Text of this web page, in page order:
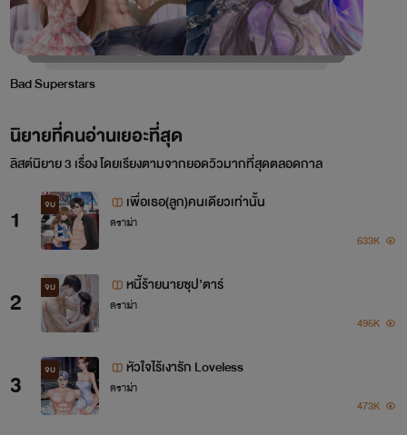
Bad Superstars
นิยายที่คนอ่านเยอะที่สุด
ลิสต์นิยาย 3 เรื่อง โดยเรียงตามจากยอดวิวมากที่สุดตลอดกาล
1 จบ เพื่อเธอ(ลูก)คนเดียวเท่านั้น
ดราม่า
633K
2 จบ หนี้ร้ายนายซุป’ตาร์
ดราม่า
495K
3 จบ หัวใจไร้เงารัก Loveless
ดราม่า
473K